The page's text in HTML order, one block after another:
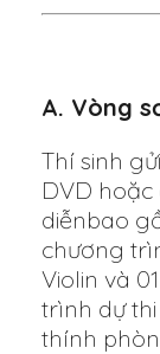
A. Vòng
Thí sinh
DVD
diễnbao
chương
Violin và
trình dự
thính